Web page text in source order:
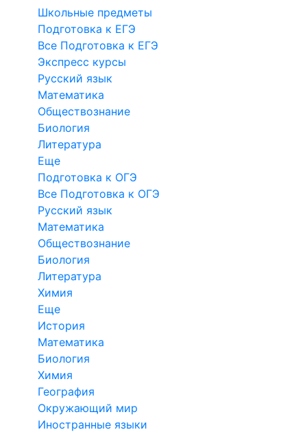
Школьные предметы
Подготовка к ЕГЭ
Все Подготовка к ЕГЭ
Экспресс курсы
Русский язык
Математика
Обществознание
Биология
Литература
Еще
Подготовка к ОГЭ
Все Подготовка к ОГЭ
Русский язык
Математика
Обществознание
Биология
Литература
Химия
Еще
История
Математика
Биология
Химия
География
Окружающий мир
Иностранные языки